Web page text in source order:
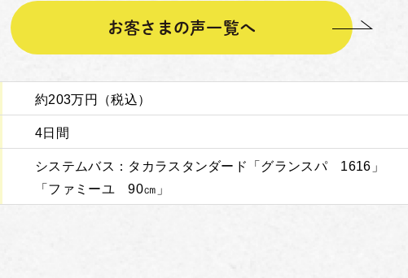
お客さまの声一覧へ
約203万円（税込）
4日間
システムバス：タカラスタンダード「グランスパ 1616」
「ファミーユ 90㎝」